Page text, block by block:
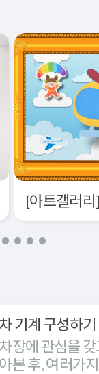
기계 구성하기
장에 관심을
본 후, 여러가